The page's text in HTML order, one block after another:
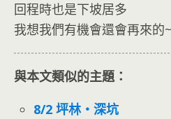
回程時也是下坡居多
我想我們有機會還會再來的~
與本文類似的主題：
8/2 坪林‧深坑